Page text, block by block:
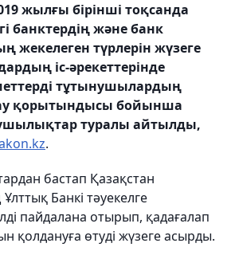
жылғы бірінші тоқсанда
банктердің және банк
жекелеген түрлерін жүзеге
іс-әрекеттерінде
тұтынушылардың
қорытындысы бойынша
туралы айтылды,
.
бастап Қазақстан
Банкі тәуекелге
пайдалана отырып, қадағалап
қолдануға өтуді жүзеге асырды.